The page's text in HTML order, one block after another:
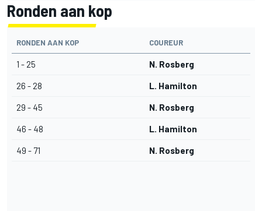
Ronden aan kop
RONDEN AAN KOP COUREUR
1 - 25 N. Rosberg
26 - 28 L. Hamilton
29 - 45 N. Rosberg
46 - 48 L. Hamilton
49 - 71 N. Rosberg